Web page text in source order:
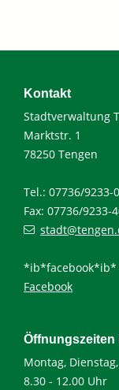
Kontakt
Stadtverwaltung
Marktstr. 1
78250 Tengen
Tel.: 07736/9233-0
Fax: 07736/9233-
*ib*facebook*ib*
Facebook
Öffnungszeiten
Montag,
8.30 - 12.00 Uhr